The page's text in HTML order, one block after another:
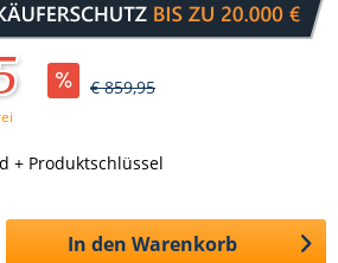
€ 859,95
+ Produktschlüssel
In den Warenkorb